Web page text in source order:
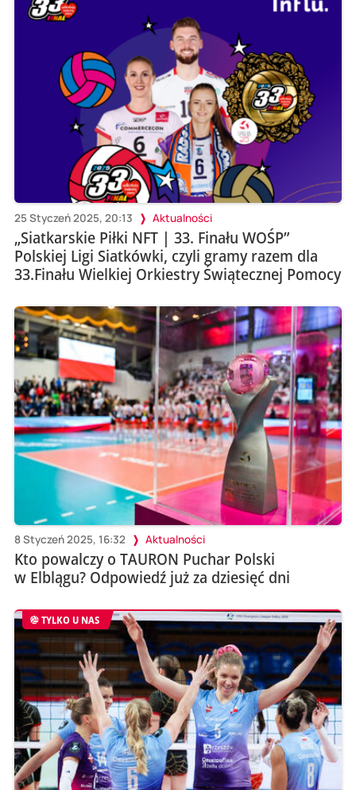
25 Styczeń 2025, 20:13 Aktualności
„Siatkarskie Piłki NFT | 33. Finału WOŚP”
Polskiej Ligi Siatkówki, czyli gramy razem dla
33.Finału Wielkiej Orkiestry Świątecznej Pomocy
8 Styczeń 2025, 16:32 Aktualności
Kto powalczy o TAURON Puchar Polski
w Elblągu? Odpowiedź już za dziesięć dni
TYLKO U NAS